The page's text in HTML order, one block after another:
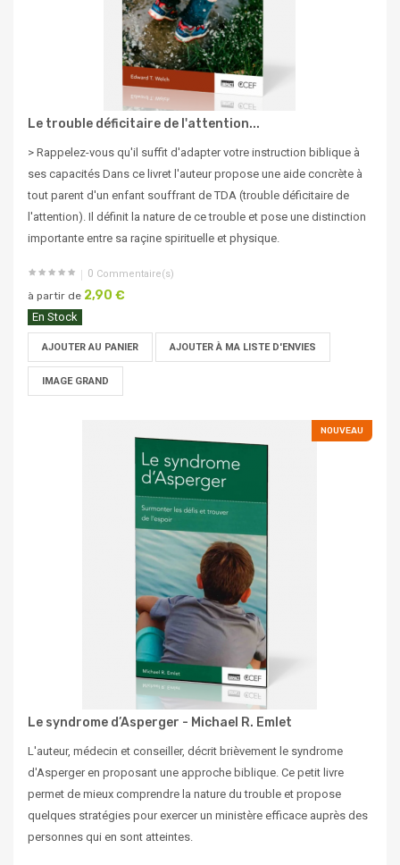
Le trouble déficitaire de l'attention...
> Rappelez-vous qu'il suffit d'adapter votre instruction biblique à
ses capacités Dans ce livret l'auteur propose une aide concrète à
tout parent d'un enfant souffrant de TDA (trouble déficitaire de
l'attention). Il définit la nature de ce trouble et pose une distinction
importante entre sa raçine spirituelle et physique.
0 Commentaire(s)
à partir de 2,90 €
En Stock
AJOUTER AU PANIER AJOUTER À MA LISTE D'ENVIES
IMAGE GRAND
NOUVEAU
Le syndrome d’Asperger - Michael R. Emlet
L'auteur, médecin et conseiller, décrit brièvement le syndrome
d'Asperger en proposant une approche biblique. Ce petit livre
permet de mieux comprendre la nature du trouble et propose
quelques stratégies pour exercer un ministère efficace auprès des
personnes qui en sont atteintes.